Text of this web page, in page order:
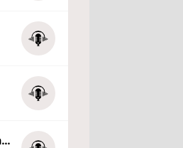
Magnetic (Anytunz Marimba Ringtone)